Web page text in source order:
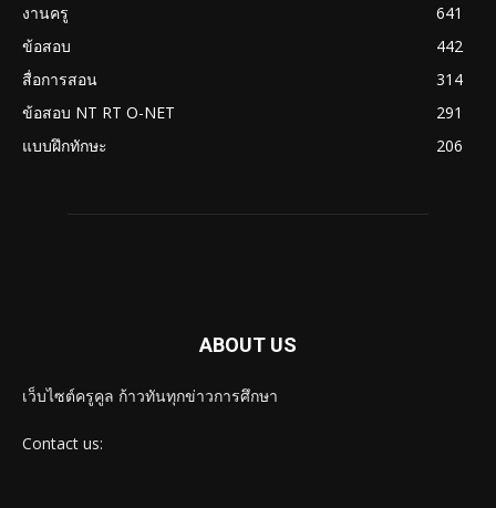
งานครู
641
ข้อสอบ
442
สื่อการสอน
314
ข้อสอบ NT RT O-NET
291
แบบฝึกทักษะ
206
ABOUT US
เว็บไซต์ครูคูล ก้าวทันทุกข่าวการศึกษา
Contact us: